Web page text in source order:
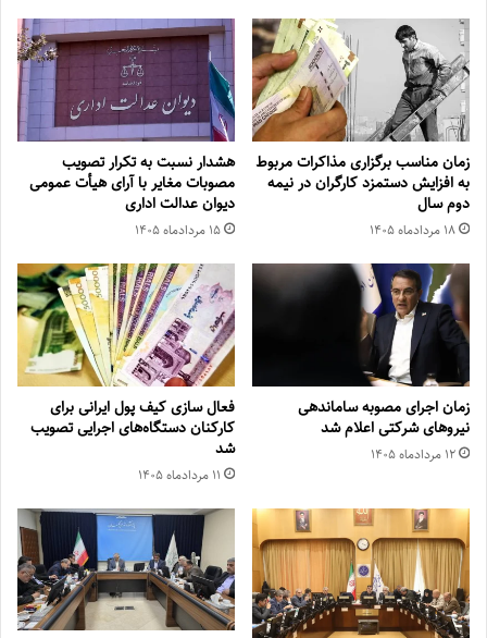
زمان مناسب برگزاری مذاکرات مربوط
به افزایش دستمزد کارگران در نیمه
دوم سال
۱۸ مرداد‌ماه ۱۴۰۵
هشدار نسبت به تکرار تصویب
مصوبات مغایر با آرای هیأت عمومی
دیوان عدالت اداری
۱۵ مرداد‌ماه ۱۴۰۵
زمان اجرای مصوبه ساماندهی
نیروهای شرکتی اعلام شد
۱۲ مرداد‌ماه ۱۴۰۵
فعال سازی کیف پول ایرانی برای
کارکنان دستگاه‌های اجرایی تصویب
شد
۱۱ مرداد‌ماه ۱۴۰۵